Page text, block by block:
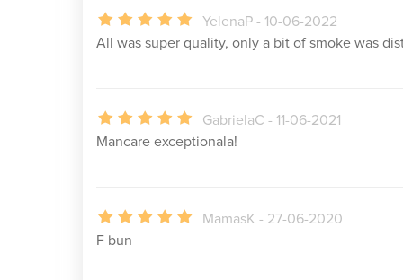
YelenaP - 10-06-2022
All was super quality, only a bit of smoke was
GabrielaC - 11-06-2021
Mancare exceptionala!
MamasK - 27-06-2020
F bun